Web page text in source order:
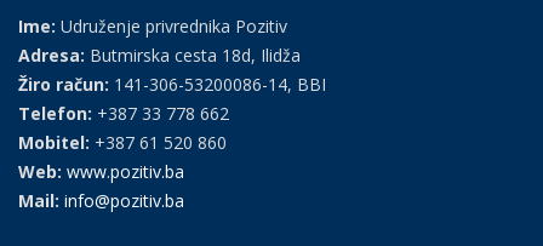
Ime: Udruženje privrednika Pozitiv
Adresa: Butmirska cesta 18d, Ilidža
Žiro račun: 141-306-53200086-14, BBI
Telefon: +387 33 778 662
Mobitel: +387 61 520 860
Web: www.pozitiv.ba
Mail: info@pozitiv.ba